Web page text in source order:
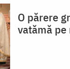
O părere
vatămă